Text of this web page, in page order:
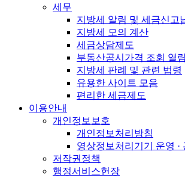
세무
지방세 알림 및 세금신고
지방세 모의 계산
세금상담제도
부동산공시가격 조회 열
지방세 판례 및 관련 법령
유용한 사이트 모음
편리한 세금제도
이용안내
개인정보보호
개인정보처리방침
영상정보처리기기 운영 ·
저작권정책
행정서비스헌장